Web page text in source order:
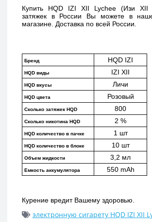
Купить HQD IZI XII Lychee (Изи XII
затяжек в России Вы можете в
магазине. Доставка по всей России.
Бренд HQD IZI
HQD виды IZI XII
HQD вкусы Личи
HQD цвета Розовый
Сколько затяжек HQD 800
Сколько никотина HQD 2 %
HQD количество в пачке 1 шт
HQD количество в блоке 10 шт
Объем жидкости 3,2 мл
Емкость аккумулятора 550 mAh
Курение вредит Вашему здоровью.
электронную сигарету HQD IZI XII